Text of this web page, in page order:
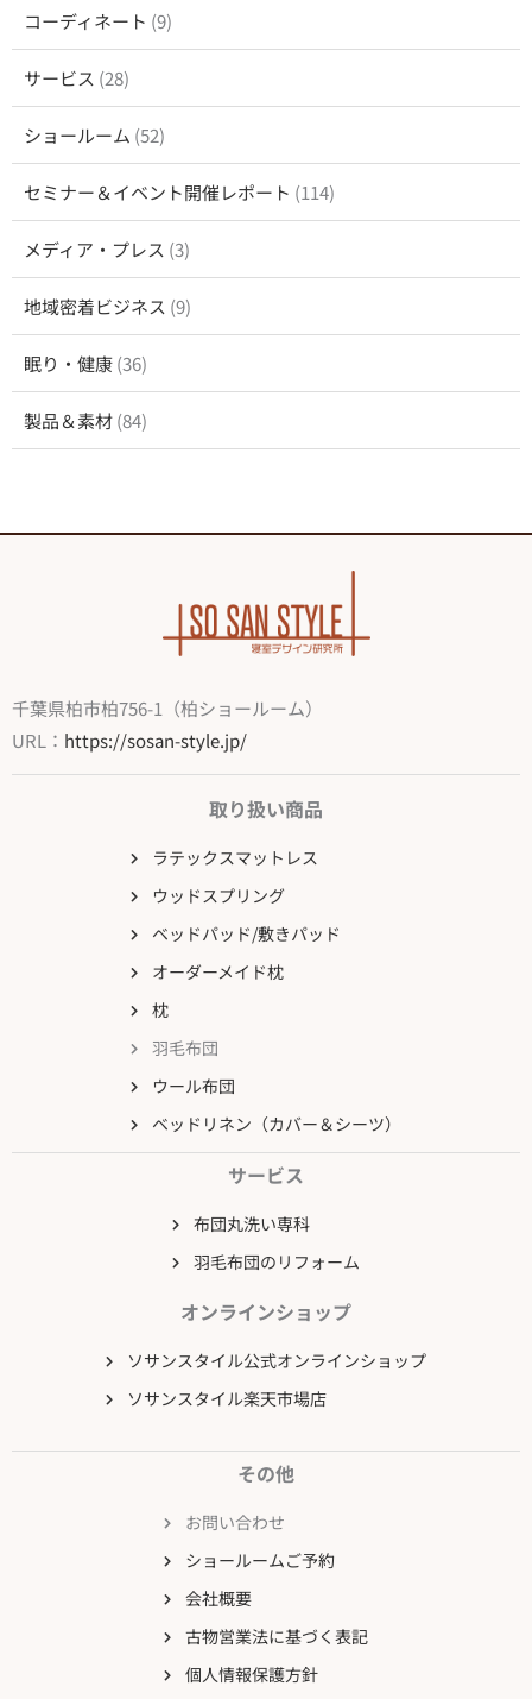
コーディネート (9)
サービス (28)
ショールーム (52)
セミナー＆イベント開催レポート (114)
メディア・プレス (3)
地域密着ビジネス (9)
眠り・健康(36)
製品＆素材(84)
取り扱い商品
ラテックスマットレス
ウッドスプリング
ベッドパッド/敷きパッド
オーダーメイド枕
枕
羽毛布団
ウール布団
ベッドリネン（カバー＆シーツ）
サービス
布団丸洗い専科
羽毛布団のリフォーム
オンラインショップ
ソサンスタイル公式オンラインショップ
ソサンスタイル楽天市場店
その他
お問い合わせ
ショールームご予約
会社概要
古物営業法に基づく表記
個人情報保護方針
千葉県柏市柏756-1（柏ショールーム）
URL： https://sosan-style.jp/